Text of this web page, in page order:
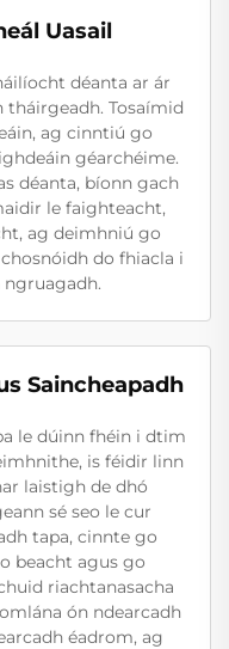
Uasail
déanta ar ár
tháirgeadh. Tosaímid
ag cinntiú go
géarchéime.
déanta, bíonn gach
le faighteacht,
ag deimhniú go
do fhiacla i
Saincheapadh
le dúinn fhéin i dtim
is féidir linn
laistigh de dhó
sé seo le cur
tapa, cinnte go
beacht agus go
riachtanasacha
ón ndearcadh
éadrom, ag